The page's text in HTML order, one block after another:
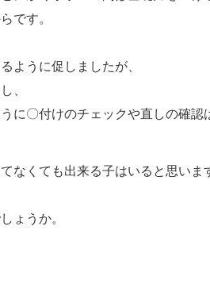
です。
ように促しましたが、
、
に〇付けのチェックや直しの確認
なくても出来る子はいると思いま
ょうか。